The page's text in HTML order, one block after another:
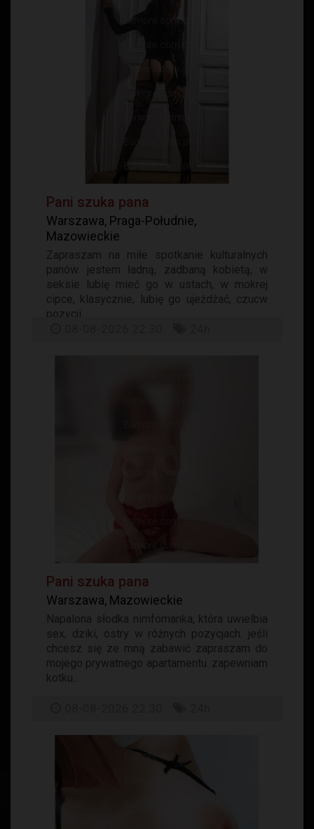
Pani szuka pana
Warszawa, Praga-Południe,
Mazowieckie
Zapraszam na miłe spotkanie kulturalnych
panów. jestem ładną, zadbaną kobietą, w
seksie lubię mieć go w ustach, w mokrej
cipce, klasycznie, lubię go ujeżdżać, czucw
pozycji...
Pani szuka pana
Warszawa, Mazowieckie
Napalona słodka nimfomanka, która uwielbia
sex, dziki, ostry w różnych pozycjach. jeśli
chcesz się ze mną zabawić zapraszam do
mojego prywatnego apartamentu. zapewniam
kotku...